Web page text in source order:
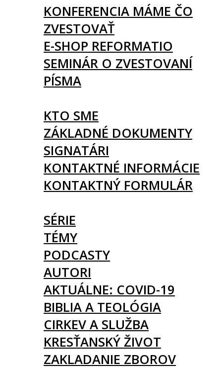
KONFERENCIA MÁME ČO
ZVESTOVAŤ
E-SHOP REFORMATIO
SEMINÁR O ZVESTOVANÍ
PÍSMA
KTO SME
ZÁKLADNÉ DOKUMENTY
SIGNATÁRI
KONTAKTNÉ INFORMÁCIE
KONTAKTNÝ FORMULÁR
SÉRIE
TÉMY
PODCASTY
AUTORI
AKTUÁLNE: COVID-19
BIBLIA A TEOLÓGIA
CIRKEV A SLUŽBA
KRESŤANSKÝ ŽIVOT
ZAKLADANIE ZBOROV